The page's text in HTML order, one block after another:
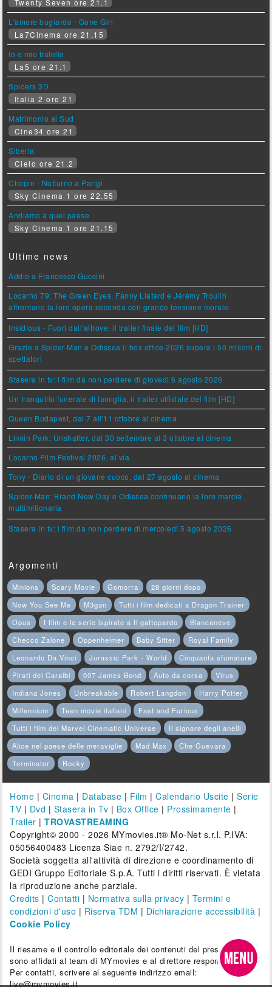
Twenty Seven ore 21.1
L'amore bugiardo - Gone Girl
La7Cinema ore 21.15
Io e mio fratello
La5 ore 21.1
Spiders 3D
Italia 2 ore 21
Matrimonio al Sud
Cine34 ore 21
Siberia
Cielo ore 21.2
Chopin - Notturno a Parigi
Sky Cinema 1 ore 22.55
Andiamo a quel paese
Sky Cinema 1 ore 21.15
Ultime news
Addio a Francesco Guccini
Locarno 79: The Green Eyes, Fanny Liatard e Jérémy Trouilh
affrontano la loro opera seconda con grande tensione morale
Insidious - Fuori dall'altrove, il trailer finale del film [HD]
Grazie a Spider-Man e Odissea il box office 2026 supera i 50 milioni di
spettatori
Stasera in tv: i film da non perdere di giovedì 6 agosto 2026
Un tranquillo funerale di famiglia, il trailer ufficiale del film [HD]
Queen Budapest, dal 7 all'11 ottobre al cinema
Linkin Park: Unshatter, dal 30 settembre al 3 ottobre al cinema
Locarno Film Festival 2026, al via
Tony - Diario di un giovane cuoco, dal 27 agosto al cinema
Spider-Man: Brand New Day e Odissea continuano la loro marcia
multimilionaria
Stasera in tv: i film da non perdere di mercoledì 5 agosto 2026
Argomenti
Minions Scary Movie Gomorra
28 giorni dopo
Now You See Me
M3gan
Tutti i film dedicati a Dragon Trainer
Opus
I film e le serie ispirate a Il gattopardo
Biancaneve
Checco Zalone
Oppenheimer Baby Sitter
Royal Family
Leonardo Da Vinci
Jurassic Park - World
Cinquanta sfumature
Pirati dei Caraibi
007 James Bond Auto da corsa
Virus
Indiana Jones
Unbreakable Robert Langdon
Harry Potter
Millennium
Teen movie italiani
Fast and Furious
Tutti i film del Marvel Cinematic Universe
Il signore degli anelli
Alice nel paese delle meraviglie
Mad Max
Che Guevara
Terminator
Rocky
Home | Cinema | Database | Film |Calendario Uscite |Serie
TV | Dvd | Stasera in Tv | Box Office | Prossimamente |
Trailer |TROVASTREAMING
Copyright© 2000 - 2026 MYmovies.it® Mo-Net s.r.l. P.IVA:
05056400483 Licenza Siae n. 2792/I/2742.
Società soggetta all'attività di direzione e coordinamento di
GEDI Gruppo Editoriale S.p.A. Tutti i diritti riservati. È vietata
la riproduzione anche parziale.
Credits |Contatti | Normativa sulla privacy | Termini e
condizioni d'uso | Riserva TDM | Dichiarazione accessibilità |
Cookie Policy
Il riesame e il controllo editoriale dei contenuti del presente sito
sono affidati al team di MYmovies e al direttore responsabile.
Per contatti, scrivere al seguente indirizzo email:
live@mymovies.it